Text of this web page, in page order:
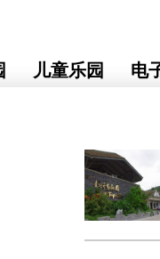
儿童乐园 电